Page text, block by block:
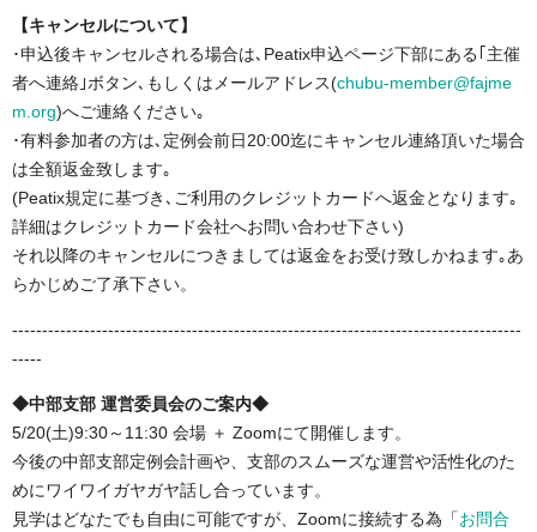
【キャンセルについて】
･申込後キャンセルされる場合は､Peatix申込ページ下部にある｢主催
者へ連絡｣ボタン､もしくはメールアドレス(chubu-member@fajme
m.org)へご連絡ください｡
･有料参加者の方は､定例会前日20:00迄にキャンセル連絡頂いた場合
は全額返金致します｡
(Peatix規定に基づき､ご利用のクレジットカードへ返金となります｡
詳細はクレジットカード会社へお問い合わせ下さい)
それ以降のキャンセルにつきましては返金をお受け致しかねます｡あ
らかじめご了承下さい。
-------------------------------------------------------------------------------------
-----
◆中部支部 運営委員会のご案内◆
5/20(土)9:30～11:30 会場 ＋ Zoomにて開催します。
今後の中部支部定例会計画や、支部のスムーズな運営や活性化のた
めにワイワイガヤガヤ話し合っています。
見学はどなたでも自由に可能ですが、Zoomに接続する為「 お問合